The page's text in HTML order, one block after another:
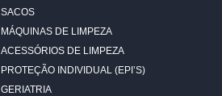
SACOS
MÁQUINAS DE LIMPEZA
ACESSÓRIOS DE LIMPEZA
PROTEÇÃO INDIVIDUAL (EPI’S)
GERIATRIA